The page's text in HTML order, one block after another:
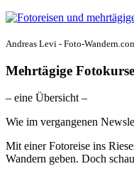
Andreas Levi - Foto-
Mehrtägige
– eine Übersicht –
Wie im vergangenen
Mit einer Fotoreise ins
Wandern geben. Doch